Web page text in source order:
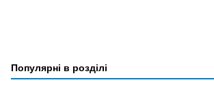
Популярні в розділі